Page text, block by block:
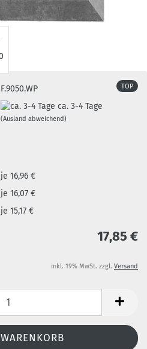
TOP
F.9050.WP
ca. 3-4 Tage
(Ausland abweichend)
je 16,96 €
je 16,07 €
je 15,17 €
17,85 €
inkl. 19% MwSt. zzgl. Versand